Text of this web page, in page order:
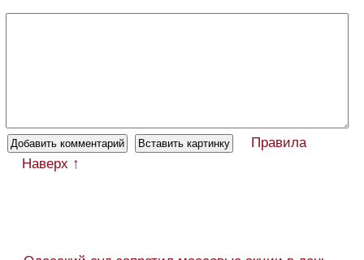
Правила
Наверх ↑